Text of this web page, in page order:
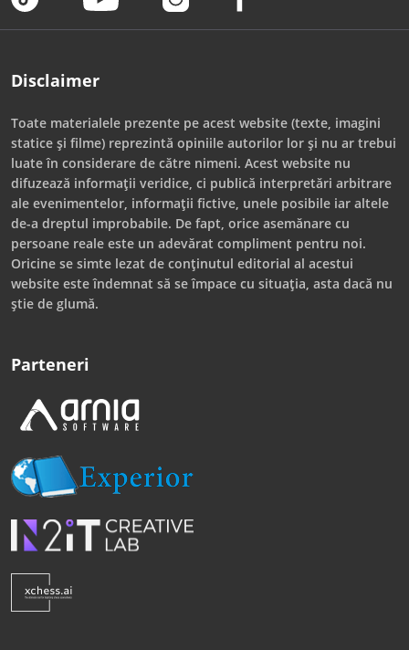
Disclaimer
Toate materialele prezente pe acest website (texte, imagini
statice și filme) reprezintă opiniile autorilor lor și nu ar trebui
luate în considerare de către nimeni. Acest website nu
difuzează informații veridice, ci publică interpretări arbitrare
ale evenimentelor, informații fictive, unele posibile iar altele
de-a dreptul improbabile. De fapt, orice asemănare cu
persoane reale este un adevărat compliment pentru noi.
Oricine se simte lezat de conținutul editorial al acestui
website este îndemnat să se împace cu situația, asta dacă nu
știe de glumă.
Parteneri